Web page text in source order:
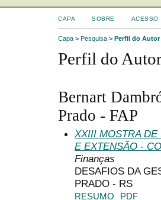
CAPA SOBRE ACESSO
Capa > Pesquisa > Perfil do Autor
Perfil do
Bernart
Prado - FAP
XXIII MOSTRA
E EXTENSÃO -
Finanças
DESAFIOS DA
PRADO - RS
RESUMO PDF